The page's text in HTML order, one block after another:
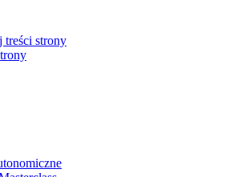
treści strony